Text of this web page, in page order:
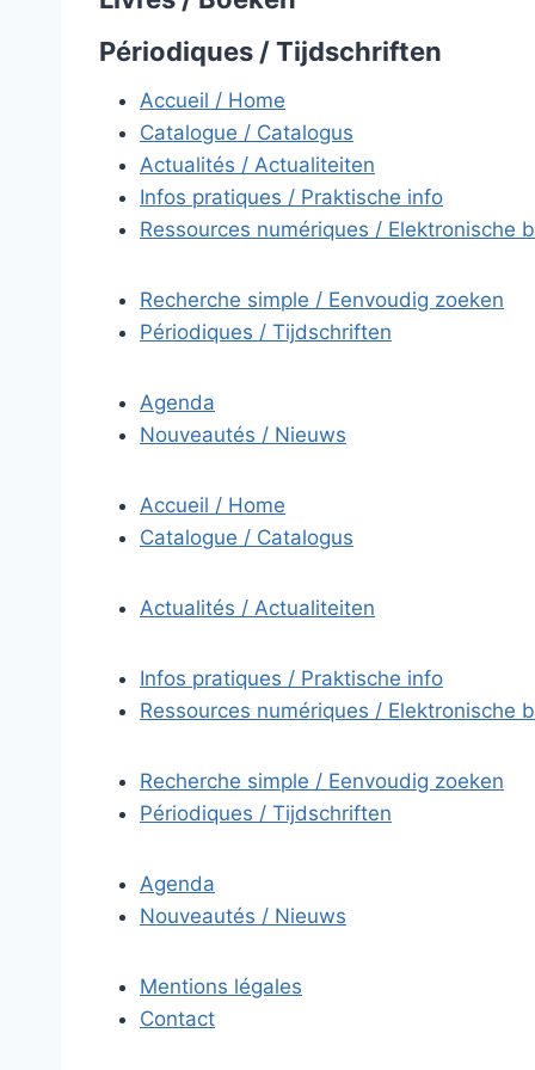
Périodiques / Tijdschriften
Accueil / Home
Catalogue / Catalogus
Actualités / Actualiteiten
Infos pratiques / Praktische info
Ressources numériques / Elektronische
Recherche simple / Eenvoudig zoeken
Périodiques / Tijdschriften
Agenda
Nouveautés / Nieuws
Accueil / Home
Catalogue / Catalogus
Actualités / Actualiteiten
Infos pratiques / Praktische info
Ressources numériques / Elektronische
Recherche simple / Eenvoudig zoeken
Périodiques / Tijdschriften
Agenda
Nouveautés / Nieuws
Mentions légales
Contact